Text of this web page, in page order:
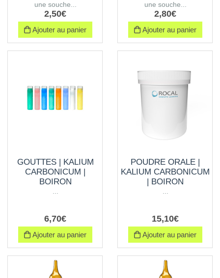
une souche...
2,50€
Ajouter au panier
une souche...
2,80€
Ajouter au panier
GOUTTES | KALIUM
CARBONICUM |
BOIRON
6,70€
Ajouter au panier
POUDRE ORALE |
KALIUM CARBONICUM
| BOIRON
15,10€
Ajouter au panier